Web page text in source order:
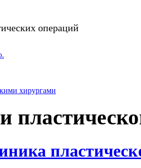
операций
хирургами